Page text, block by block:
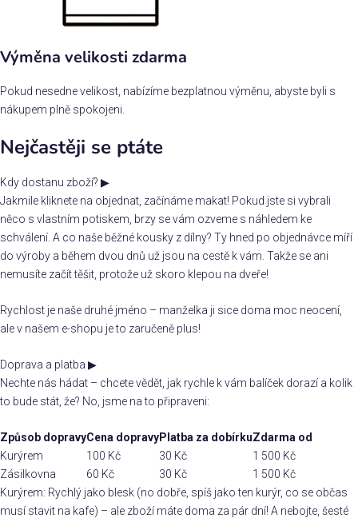
Výměna velikosti zdarma
Pokud nesedne velikost, nabízíme bezplatnou výměnu, abyste byli s
nákupem plně spokojeni.
Nejčastěji se ptáte
Kdy dostanu zboží? ▶
Jakmile kliknete na objednat, začínáme makat! Pokud jste si vybrali
něco s vlastním potiskem, brzy se vám ozveme s náhledem ke
schválení. A co naše běžné kousky z dílny? Ty hned po objednávce míří
do výroby a během dvou dnů už jsou na cestě k vám. Takže se ani
nemusíte začít těšit, protože už skoro klepou na dveře!
Rychlost je naše druhé jméno – manželka ji sice doma moc neocení,
ale v našem e-shopu je to zaručeně plus!
Doprava a platba ▶
Nechte nás hádat – chcete vědět, jak rychle k vám balíček dorazí a kolik
to bude stát, že? No, jsme na to připraveni:
Způsob dopravyCena dopravyPlatba za dobírkuZdarma od
Kurýrem
100 Kč 30 Kč
1 500 Kč
Zásilkovna
60 Kč 30 Kč
1 500 Kč
Kurýrem: Rychlý jako blesk (no dobře, spíš jako ten kurýr, co se občas
musí stavit na kafe) – ale zboží máte doma za pár dní! A nebojte, šesté